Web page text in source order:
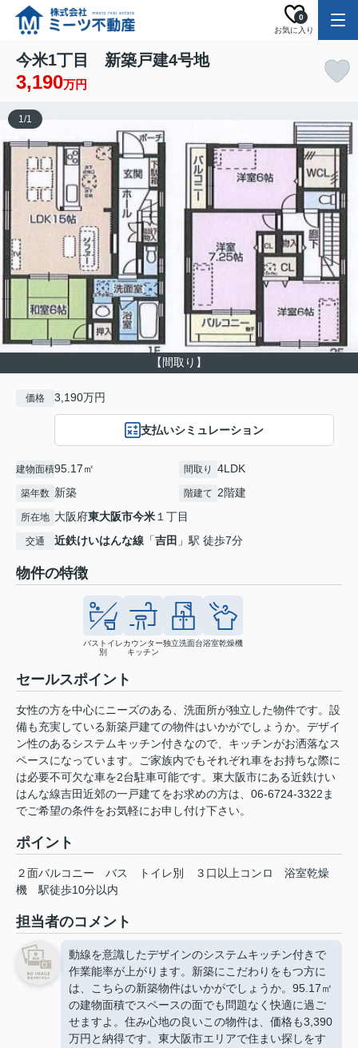
お気に入り
0
今米1丁目 新築戸建4号地
3,190万円
【間取り】
1/1
価格 3,190万円
支払いシミュレーション
建物面積95.17㎡ 間取り 4LDK
築年数 新築 階建て 2階建
所在地 大阪府東大阪市今米１丁目
交通 近鉄けいはんな線 「吉田 」駅 徒歩7分
物件の特徴
バストイレ
別
カウンター
キッチン
独立洗面台浴室乾燥機
セールスポイント
女性の方を中心にニーズのある、洗面所が独立した物件です。設
備も充実している新築戸建ての物件はいかがでしょうか。デザイ
ン性のあるシステムキッチン付きなので、キッチンがお洒落なス
ペースになっています。ご家族内でもそれぞれ車をお持ちな際に
は必要不可欠な車を2台駐車可能です。東大阪市にある近鉄けい
はんな線吉田近郊の一戸建てをお求めの方は、06-6724-3322ま
でご希望の条件をお気軽にお申し付け下さい。
ポイント
２面バルコニー バス トイレ別 ３口以上コンロ
浴室乾燥
機
駅徒歩10分以内
担当者のコメント
動線を意識したデザインのシステムキッチン付きで
作業能率が上がります。新築にこだわりをもつ方に
は、こちらの新築物件はいかがでしょうか。95.17㎡
の建物面積でスペースの面でも問題なく快適に過ご
せますよ。住み心地の良いこの物件は、価格も3,390
万円と納得です。東大阪市エリアで住まい探しをす